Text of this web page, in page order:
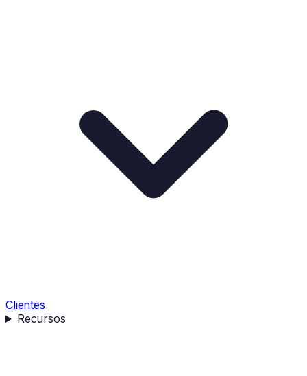
Clientes
Recursos